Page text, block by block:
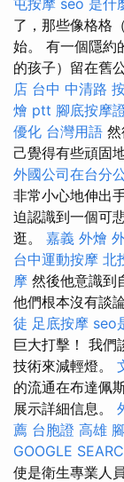
屯按摩 seo 是什
了，那些像格格
始。 有一個隱約
的孩子）留在舊
店 台中 中清路
燴 ptt 腳底按摩
優化 台灣用語
己覺得有些頑固
外國公司在台分
非常小心地伸出
迫認識到一個可
逛。 嘉義 外燴
台中運動按摩 北
摩 然後他意識到
他們根本沒有談
徒 足底按摩 seo
巨大打擊！ 我們
技術來減輕燈。
的流通在布達佩
展示詳細信息。
薦 台胞證 高雄
GOOGLE
使是衛生專業人